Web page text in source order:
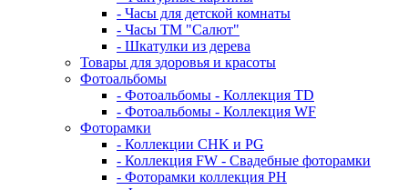
- Часы для детской комнаты
- Часы ТМ "Салют"
- Шкатулки из дерева
Товары для здоровья и красоты
Фотоальбомы
- Фотоальбомы - Коллекция TD
- Фотоальбомы - Коллекция WF
Фоторамки
- Коллекции CHK и PG
- Коллекция FW - Свадебные фоторамки
- Фоторамки коллекция PH